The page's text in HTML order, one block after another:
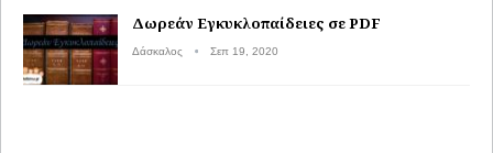
Δωρεάν Εγκυκλοπαίδειες σε PDF
Δάσκαλος Σεπ 19, 2020